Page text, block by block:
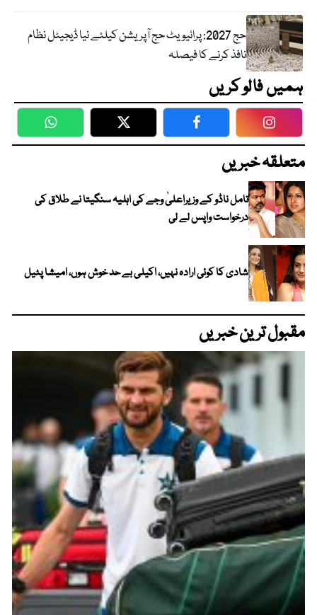
حج 2027: پرائیویٹ حج آپریشن کیلئے نیا ڈیجیٹل نظام
نافذ کرنے کا فیصلہ
ہمیں فالو کریں
WhatsApp Twitter Facebook
متعلقہ خبریں
تامل ناڈو کے وزیراعلیٰ وجے کی اہلیہ سنگیتا نے طلاق کی
درخواست واپس لے لی
شادی کا کوئی ارادہ نہیں، اکیلی بے حد خوش ہوں، امیشا پٹیل
مقبول ترین خبریں